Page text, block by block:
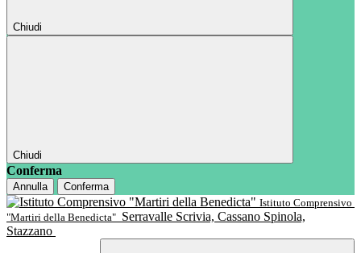
Chiudi
Chiudi
Conferma
Annulla
Conferma
Istituto Comprensivo
"Martiri della Benedicta" Serravalle Scrivia, Cassano Spinola,
Stazzano